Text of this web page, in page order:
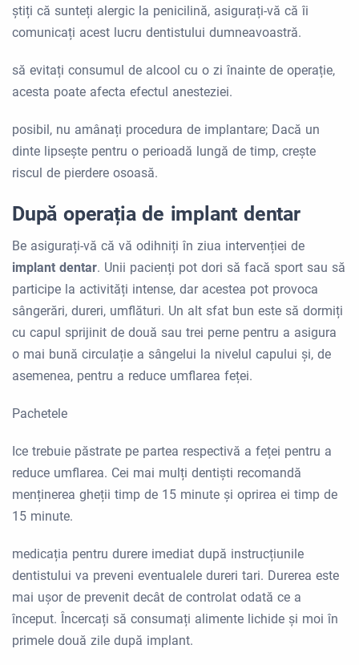
știți că sunteți alergic la penicilină, asigurați-vă că îi
comunicați acest lucru dentistului dumneavoastră.
să evitați consumul de alcool cu o zi înainte de operație,
acesta poate afecta efectul anesteziei.
posibil, nu amânați procedura de implantare; Dacă un
dinte lipsește pentru o perioadă lungă de timp, crește
riscul de pierdere osoasă.
După operația de implant dentar
Be asigurați-vă că vă odihniți în ziua intervenției de
implant dentar. Unii pacienți pot dori să facă sport sau să
participe la activități intense, dar acestea pot provoca
sângerări, dureri, umflături. Un alt sfat bun este să dormiți
cu capul sprijinit de două sau trei perne pentru a asigura
o mai bună circulație a sângelui la nivelul capului și, de
asemenea, pentru a reduce umflarea feței.
Pachetele
Ice trebuie păstrate pe partea respectivă a feței pentru a
reduce umflarea. Cei mai mulți dentiști recomandă
menținerea gheții timp de 15 minute și oprirea ei timp de
15 minute.
medicația pentru durere imediat după instrucțiunile
dentistului va preveni eventualele dureri tari. Durerea este
mai ușor de prevenit decât de controlat odată ce a
început. Încercați să consumați alimente lichide și moi în
primele două zile după implant.